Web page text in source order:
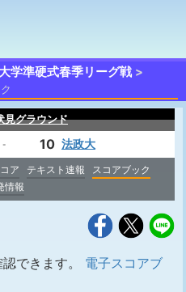
学準硬式春季リーグ戦
見グラウンド
- 10 法政大
ア テキスト速報
スコアブック
情報
できます。 電子スコアブ